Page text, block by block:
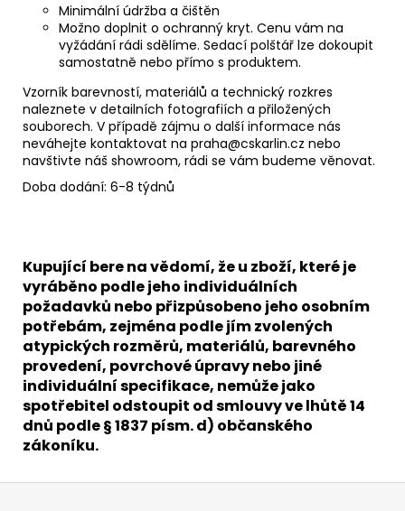
Minimální údržba a čištěn
Možno doplnit o ochranný kryt. Cenu vám na
vyžádání rádi sdělíme. Sedací polštář lze dokoupit
samostatně nebo přímo s produktem.
Vzorník barevností, materiálů a technický rozkres
naleznete v detailních fotografiích a přiložených
souborech. V případě zájmu o další informace nás
neváhejte kontaktovat na praha@cskarlin.cz nebo
navštivte náš showroom, rádi se vám budeme věnovat.
Doba dodání: 6-8 týdnů
Kupující bere na vědomí, že u zboží, které je
vyráběno podle jeho individuálních
požadavků nebo přizpůsobeno jeho osobním
potřebám, zejména podle jím zvolených
atypických rozměrů, materiálů, barevného
provedení, povrchové úpravy nebo jiné
individuální specifikace, nemůže jako
spotřebitel odstoupit od smlouvy ve lhůtě 14
dnů podle § 1837 písm. d) občanského
zákoníku.
Z